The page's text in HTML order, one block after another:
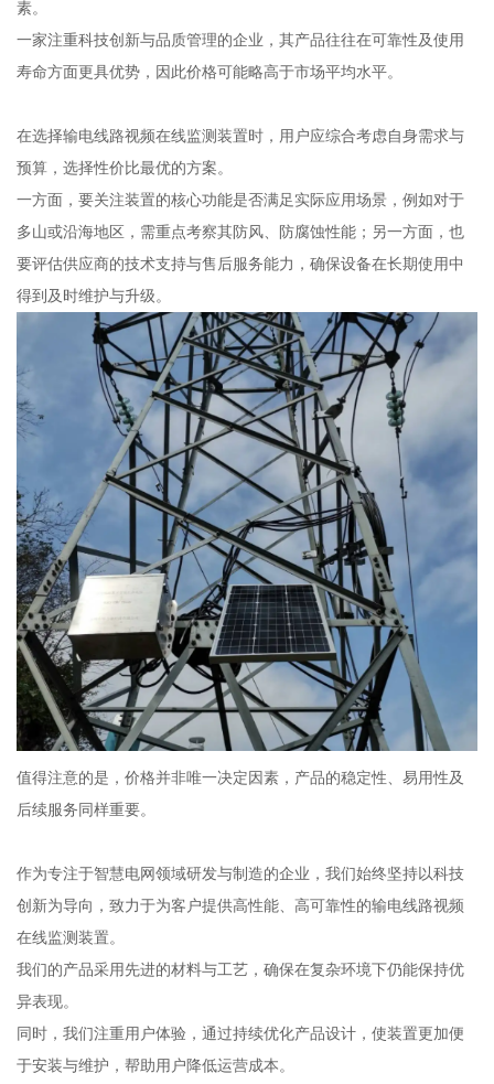
素。
一家注重科技创新与品质管理的企业，其产品往往在可靠性及使用
寿命方面更具优势，因此价格可能略高于市场平均水平。
在选择输电线路视频在线监测装置时，用户应综合考虑自身需求与
预算，选择性价比最优的方案。
一方面，要关注装置的核心功能是否满足实际应用场景，例如对于
多山或沿海地区，需重点考察其防风、防腐蚀性能；另一方面，也
要评估供应商的技术支持与售后服务能力，确保设备在长期使用中
得到及时维护与升级。
值得注意的是，价格并非唯一决定因素，产品的稳定性、易用性及
后续服务同样重要。
作为专注于智慧电网领域研发与制造的企业，我们始终坚持以科技
创新为导向，致力于为客户提供高性能、高可靠性的输电线路视频
在线监测装置。
我们的产品采用先进的材料与工艺，确保在复杂环境下仍能保持优
异表现。
同时，我们注重用户体验，通过持续优化产品设计，使装置更加便
于安装与维护，帮助用户降低运营成本。